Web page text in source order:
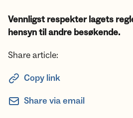
Vennligst respekter lagets
hensyn til andre besøkende.
Share article:
Copy link
Share via email